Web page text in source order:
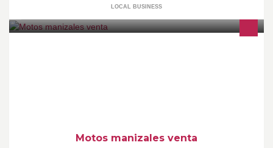
LOCAL BUSINESS
Motos manizales venta